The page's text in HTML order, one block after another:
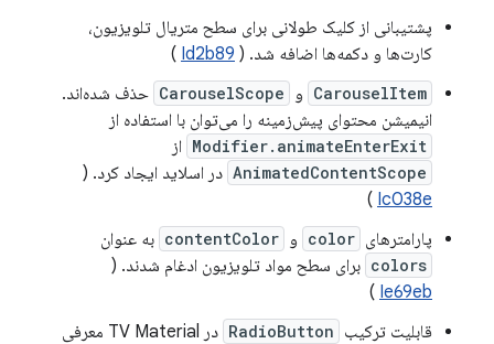
پشتیبانی از کلیک طولانی برای سطح متریال تلویزیون،
کارت‌ها و دکمه‌ها اضافه شد. ( Id2b89
)
CarouselItem و CarouselScope حذف شده‌اند.
انیمیشن محتوای پیش‌زمینه را می‌توان با استفاده از
Modifier.animateEnterExit از
AnimatedContentScope در اسلاید ایجاد کرد. (
Ic038e
)
پارامترهای color و contentColor به عنوان
colors برای سطح مواد تلویزیون ادغام شدند. (
Ie69eb
)
قابلیت ترکیب RadioButton
در TV Material معرفی